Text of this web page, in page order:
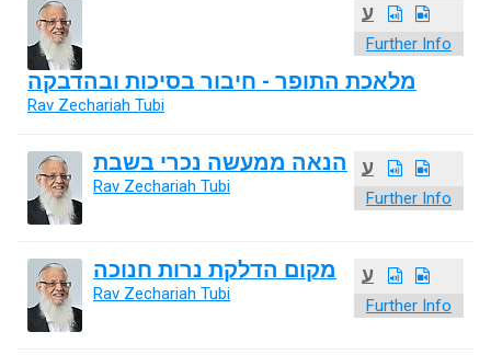
ע
Further Info
מלאכת התופר - חיבור בסיכות ובהדבקה
Rav Zechariah Tubi
ע
Further Info
הנאה ממעשה נכרי בשבת
Rav Zechariah Tubi
ע
Further Info
מקום הדלקת נרות חנוכה
Rav Zechariah Tubi